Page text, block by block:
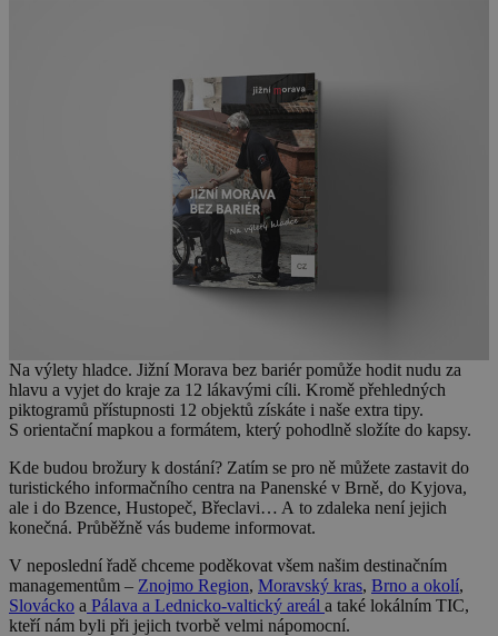
Na výlety hladce. Jižní Morava bez bariérpomůže hodit nudu za
hlavu a vyjet do kraje za 12 lákavými cíli. Kromě přehledných
piktogramů přístupnosti 12 objektů získáte i naše extra tipy.
S orientační mapkou a formátem, který pohodlně složíte do kapsy.
Kde budou brožury k dostání? Zatím se pro ně můžete zastavit do
turistického informačního centra na Panenské v Brně, do Kyjova,
ale i do Bzence, Hustopeč, Břeclavi… A to zdaleka není jejich
konečná. Průběžně vás budeme informovat.
V neposlední řadě chceme poděkovat všem našim destinačním
managementům – Znojmo Region, Moravský kras, Brno a okolí,
Slovácko a Pálava a Lednicko-valtický areál a také lokálním TIC,
kteří nám byli při jejich tvorbě velmi nápomocní.